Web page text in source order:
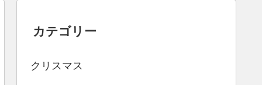
カテゴリー
クリスマス